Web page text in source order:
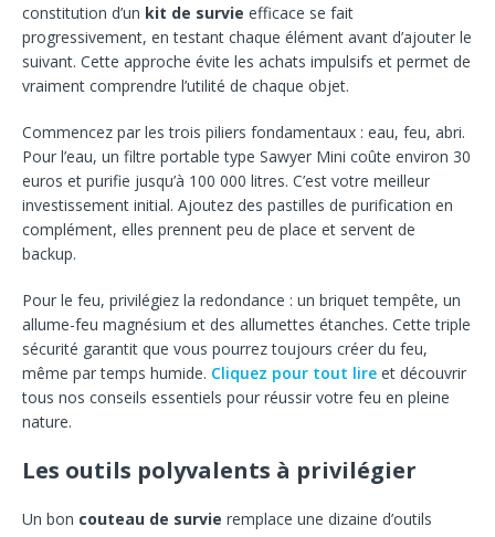
constitution d’un kit de survie efficace se fait
progressivement, en testant chaque élément avant d’ajouter le
suivant. Cette approche évite les achats impulsifs et permet de
vraiment comprendre l’utilité de chaque objet.
Commencez par les trois piliers fondamentaux : eau, feu, abri.
Pour l’eau, un filtre portable type Sawyer Mini coûte environ 30
euros et purifie jusqu’à 100 000 litres. C’est votre meilleur
investissement initial. Ajoutez des pastilles de purification en
complément, elles prennent peu de place et servent de
backup.
Pour le feu, privilégiez la redondance : un briquet tempête, un
allume-feu magnésium et des allumettes étanches. Cette triple
sécurité garantit que vous pourrez toujours créer du feu,
même par temps humide. Cliquez pour tout lire et découvrir
tous nos conseils essentiels pour réussir votre feu en pleine
nature.
Les outils polyvalents à privilégier
Un bon couteau de survie remplace une dizaine d’outils